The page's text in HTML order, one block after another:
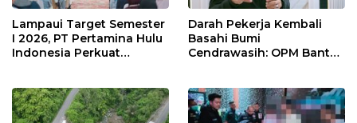
Lampaui Target Semester
I 2026, PT Pertamina Hulu
Indonesia Perkuat
Keselamatan Kerja
Darah Pekerja Kembali
Basahi Bumi
Cendrawasih: OPM Bantai